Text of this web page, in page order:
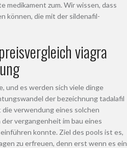
medikament zum. Wir wissen, dass
können, die mit der sildenafil-
viagra
und es werden sich viele dinge
der bezeichnung tadalafil
die verwendung eines solchen
der vergangenheit im bau eines
konnte. Ziel des pools ist es,
zu erfreuen, denn erst wenn es ein